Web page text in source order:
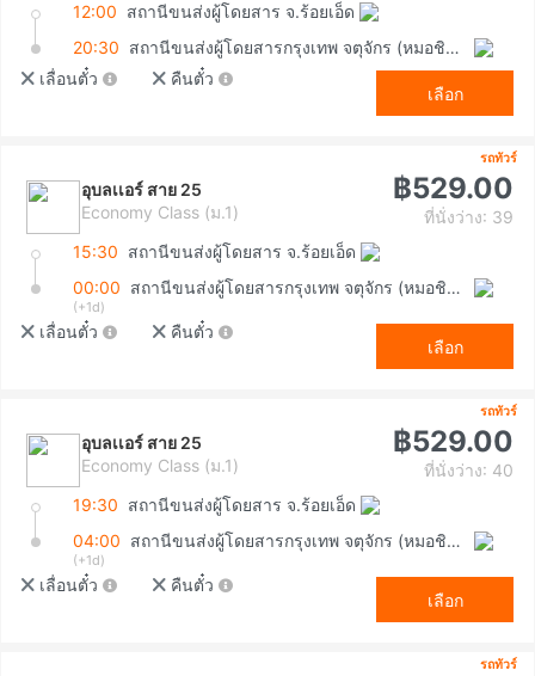
12:00 สถานีขนส่งผู้โดยสาร จ.ร้อยเอ็ด
20:30
สถานีขนส่งผู้โดยสารกรุงเทพ จตุจักร (หมอชิต2)
เลื่อนตั๋ว
คืนตั๋ว
เลือก
รถทัวร์
อุบลเเอร์ สาย 25
Economy Class (ม.1)
฿529.00
ที่นั่งว่าง: 39
15:30 สถานีขนส่งผู้โดยสาร จ.ร้อยเอ็ด
00:00
สถานีขนส่งผู้โดยสารกรุงเทพ จตุจักร (หมอชิต2)
(+1d)
เลื่อนตั๋ว คืนตั๋ว
เลือก
รถทัวร์
อุบลเเอร์ สาย 25
Economy Class (ม.1)
฿529.00
ที่นั่งว่าง: 40
19:30 สถานีขนส่งผู้โดยสาร จ.ร้อยเอ็ด
04:00
สถานีขนส่งผู้โดยสารกรุงเทพ จตุจักร (หมอชิต2)
(+1d)
เลื่อนตั๋ว คืนตั๋ว
เลือก
รถทัวร์